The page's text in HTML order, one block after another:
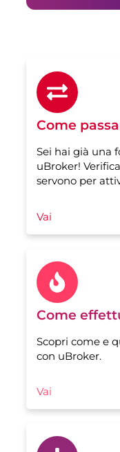
Come
Sei hai già una
uBroker!
servono per
Vai
Come
Scopri come e
con uBroker.
Vai